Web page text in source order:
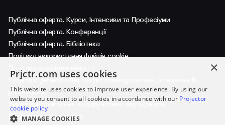
Публічна оферта. Курси, Інтенсиви та Професіуми
Публічна оферта. Конференції
Публічна оферта. Бібліотека
Політика використання файлів cookie
Projector general offer for purchasing courses, intensives &
professiums
Умови використання подарункових сертифікатів
Projector cookies policy
×
Prjctr.com uses cookies
This website uses cookies to improve user experience. By using our
website you consent to all cookies in accordance with our Projector
cookie policy
MANAGE COOKIES